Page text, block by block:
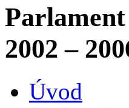
Parlament
2002 –
Úvod